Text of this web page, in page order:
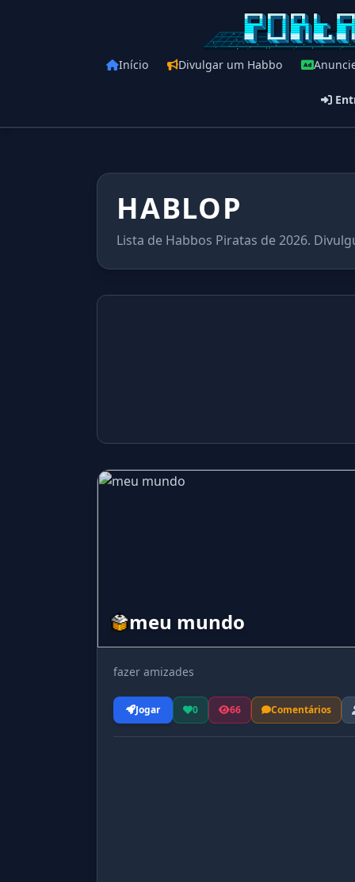
Início Divulgar um Habbo
HABLOP
Lista de Habbos Piratas de 2026.
meu mundo
fazer amizades
Jogar 0 66 Comentários